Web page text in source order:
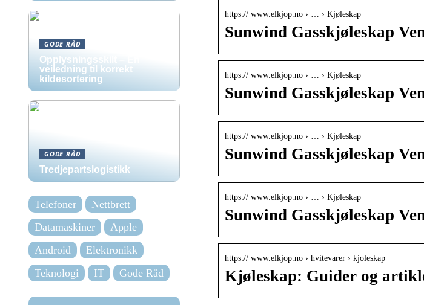
https:// www.elkjop.no › … › Kjøleskap
Sunwind Gasskjøleskap
https:// www.elkjop.no › … › Kjøleskap
Sunwind Gasskjøleskap
https:// www.elkjop.no › … › Kjøleskap
Sunwind Gasskjøleskap
https:// www.elkjop.no › … › Kjøleskap
Sunwind Gasskjøleskap
https:// www.elkjop.no › hvitevarer › kjoleskap
Kjøleskap: Guider og
GODE RÅD
Opplysningsskilt – En
veiledning til korrekt
kildesortering
GODE RÅD
Tredjepartslogistikk
Telefoner
Nettbrett
Datamaskiner
Apple
Android
Elektronikk
Teknologi
IT Gode Råd